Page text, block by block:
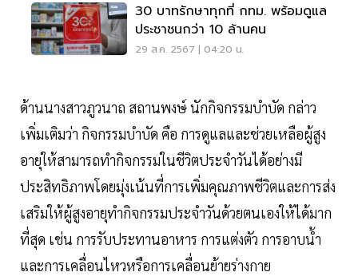
30 บาทรักษาทุกที่ กทม. พร้อมดูแล
ประชาชนกว่า 10 ล้านคน
29 ส.ค. 2567 | 04:20 น.
ด้านนางสาวภูวนาถ สถานพงษ์ นักกิจกรรมบำบัด กล่าว
เพิ่มเติมว่า กิจกรรมบำบัด คือ การดูแลและช่วยเหลือผู้สูง
อายุให้สามารถทำกิจกรรมในชีวิตประจำวันได้อย่างมี
ประสิทธิภาพโดยมุ่งเน้นที่การเพิ่มคุณภาพชีวิตและการส่ง
เสริมให้ผู้สูงอายุทำกิจกรรมประจำวันด้วยตนเองให้ได้มาก
ที่สุด เช่น การรับประทานอาหาร การแต่งตัว การอาบน้ำ
และการเคลื่อนไหวหรือการเคลื่อนย้ายร่างกาย